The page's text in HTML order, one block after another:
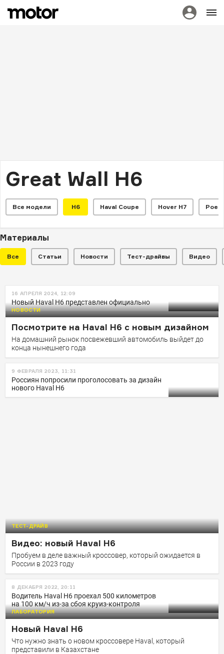
Great Wall H6
Все модели H6 Haval Coupe Hover H7 Poer
Материалы
Все Статьи Новости Тест-драйвы Видео
Haval показал салон нового H6,
который ждут в России
На российский рынок кроссовер может выйти в
третьем квартале нынешнего года
16 АПРЕЛЯ 2024, 12:09
Новый Haval H6 представлен официально
НОВОСТИ
Посмотрите на Haval H6 с новым дизайном
На домашний рынок посвежевший автомобиль выйдет до
конца нынешнего года
9 ФЕВРАЛЯ 2023, 11:31
Россиян попросили проголосовать за дизайн
нового Haval H6
ТЕСТ-ДРАЙВ
Видео: новый Haval H6
Пробуем в деле важный кроссовер, который ожидается в
России в 2023 году
8 ДЕКАБРЯ 2022, 20:11
Водитель Haval H6 проехал 500 километров
на 100 км/ч из-за сбоя круиз-контроля
ЛАБОРАТОРИЯ
Новый Haval H6
Что нужно знать о новом кроссовере Наval, который
представили в Казахстане